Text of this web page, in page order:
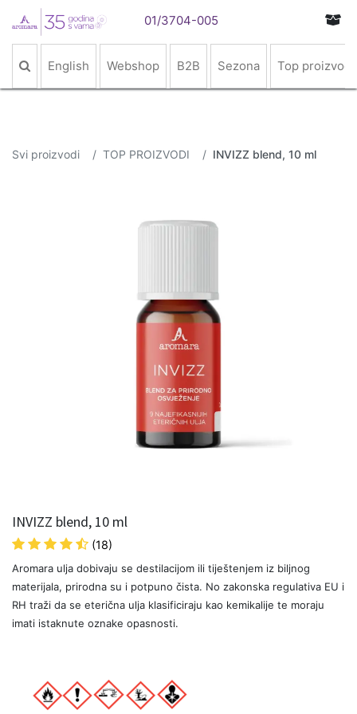
01/3704-005
English Webshop B2B Sezona Top proizvodi
Svi proizvodi TOP PROIZVODI INVIZZ blend, 10 ml
INVIZZ blend, 10 ml
(18)
Aromara ulja dobivaju se destilacijom ili tiještenjem iz biljnog
materijala, prirodna su i potpuno čista. No zakonska regulativa EU i
RH traži da se eterična ulja klasificiraju kao kemikalije te moraju
imati istaknute oznake opasnosti.